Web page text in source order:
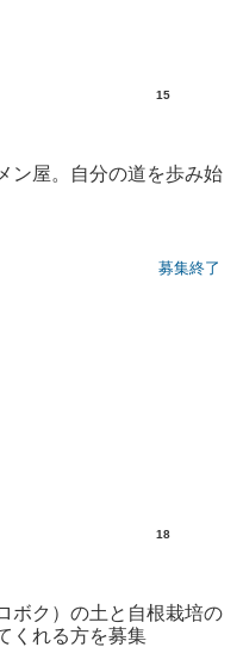
15
ン屋。自分の道を歩み始
18
募集終了
ボク）の土と自根栽培の
くれる方を募集